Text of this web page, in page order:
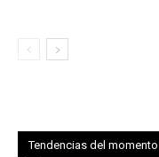
Tendencias del momento